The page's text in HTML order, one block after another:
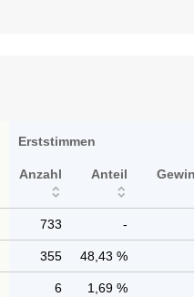
Erststimmen
Anzahl Anteil
733 -
355 48,43 %
6 1,69 %